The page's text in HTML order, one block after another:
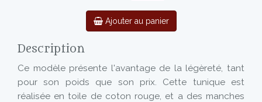
Ajouter au panier
Description
Ce modèle présente l'avantage de la légèreté, tant
pour son poids que son prix. Cette tunique est
réalisée en toile de coton rouge, et a des manches